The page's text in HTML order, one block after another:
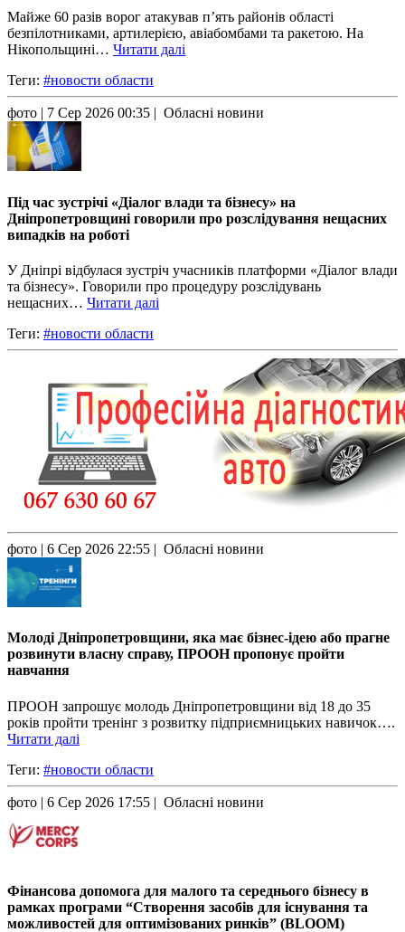
Майже 60 разів ворог атакував п’ять районів області
безпілотниками, артилерією, авіабомбами та ракетою. На
Нікопольщині… Читати далі
Теги: #новости области
фото | 7 Сер 2026 00:35 | Обласні новини
Під час зустрічі «Діалог влади та бізнесу» на
Дніпропетровщині говорили про розслідування нещасних
випадків на роботі
У Дніпрі відбулася зустріч учасників платформи «Діалог влади
та бізнесу». Говорили про процедуру розслідувань
нещасних… Читати далі
Теги: #новости области
фото | 6 Сер 2026 22:55 | Обласні новини
Молоді Дніпропетровщини, яка має бізнес-ідею або прагне
розвинути власну справу, ПРООН пропонує пройти
навчання
ПРООН запрошує молодь Дніпропетровщини від 18 до 35
років пройти тренінг з розвитку підприємницьких навичок….
Читати далі
Теги: #новости области
фото | 6 Сер 2026 17:55 | Обласні новини
Фінансова допомога для малого та середнього бізнесу в
рамках програми “Створення засобів для існування та
можливостей для оптимізованих ринків” (BLOOM)